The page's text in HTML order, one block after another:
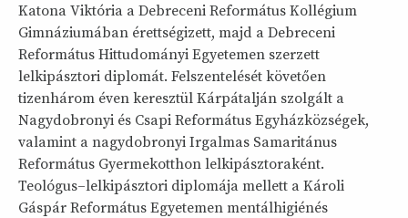
Katona Viktória a Debreceni Református Kollégium
Gimnáziumában érettségizett, majd a Debreceni
Református Hittudományi Egyetemen szerzett
lelkipásztori diplomát. Felszentelését követően
tizenhárom éven keresztül Kárpátalján szolgált a
Nagydobronyi és Csapi Református Egyházközségek,
valamint a nagydobronyi Irgalmas Samaritánus
Református Gyermekotthon lelkipásztoraként.
Teológus–lelkipásztori diplomája mellett a Károli
Gáspár Református Egyetemen mentálhigiénés